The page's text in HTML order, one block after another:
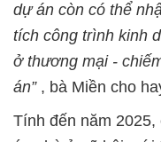
dự án còn có thể
tích công trình kinh
ở thương mại -
án” , bà Miền cho
Tính đến năm